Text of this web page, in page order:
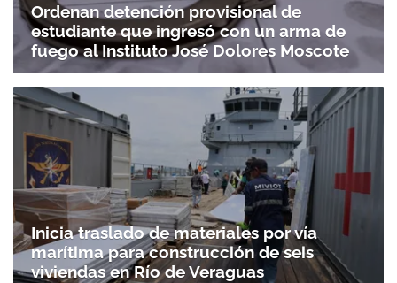
Ordenan detención provisional de
estudiante que ingresó con un arma de
fuego al Instituto José Dolores Moscote
Inicia traslado de materiales por vía
marítima para construcción de seis
viviendas en Río de Veraguas